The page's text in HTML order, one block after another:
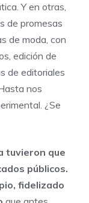
Y en otras,
de promesas
de moda, con
edición de
de editoriales
nos
¿Se
tuvieron que
públicos.
fidelizado